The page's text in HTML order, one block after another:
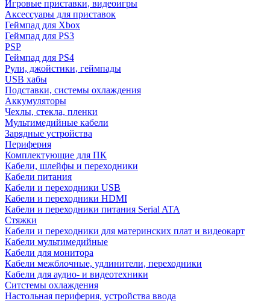
Игровые приставки, видеоигры
Аксессуары для приставок
Геймпад для Xbox
Геймпад для PS3
PSP
Геймпад для PS4
Рули, джойстики, геймпады
USB хабы
Подставки, системы охлаждения
Аккумуляторы
Чехлы, стекла, пленки
Мультимедийные кабели
Зарядные устройства
Периферия
Комплектующие для ПК
Кабели, шлейфы и переходники
Кабели питания
Кабели и переходники USB
Кабели и переходники HDMI
Кабели и переходники питания Serial ATA
Стяжки
Кабели и переходники для материнских плат и видеокарт
Кабели мультимедийные
Кабели для монитора
Кабели межблочные, удлинители, переходники
Кабели для аудио- и видеотехники
Ситстемы охлаждения
Настольная периферия, устройства ввода